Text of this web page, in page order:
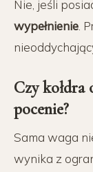
Nie, jeśli
wypełnienie .
Czy kołdra
pocenie?
Sama waga
wynika z